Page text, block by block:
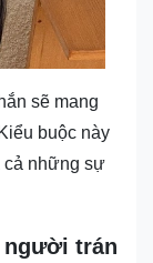
sẽ mang
buộc này
cả những sự
người trán